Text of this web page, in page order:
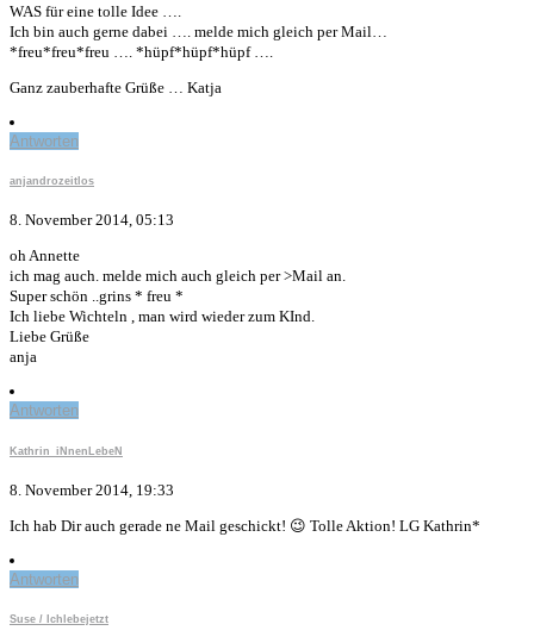
WAS für eine tolle Idee ….
Ich bin auch gerne dabei …. melde mich gleich per Mail…
*freu*freu*freu …. *hüpf*hüpf*hüpf ….
Ganz zauberhafte Grüße … Katja
Antworten
anjandrozeitlos
8. November 2014, 05:13
oh Annette
ich mag auch. melde mich auch gleich per >Mail an.
Super schön ..grins * freu *
Ich liebe Wichteln , man wird wieder zum KInd.
Liebe Grüße
anja
Antworten
Kathrin_iNnenLebeN
8. November 2014, 19:33
Ich hab Dir auch gerade ne Mail geschickt! 😉 Tolle Aktion! LG Kathrin*
Antworten
Suse / Ichlebejetzt